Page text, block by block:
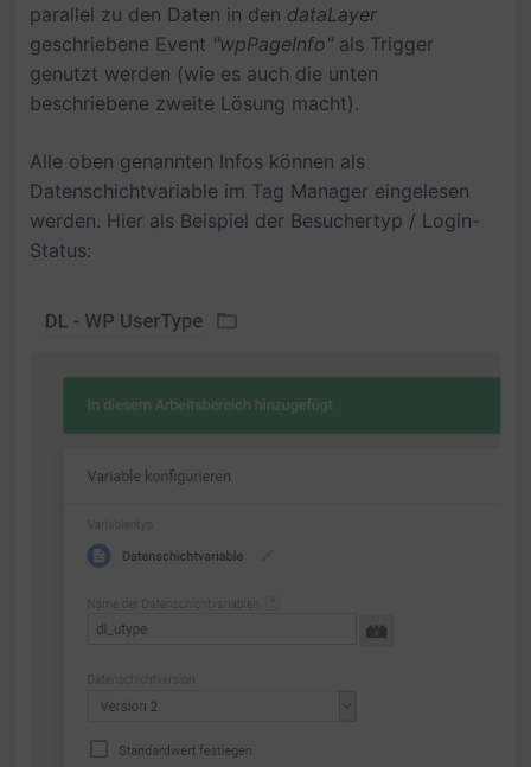
parallel zu den Daten in den dataLayer
geschriebene Event "wpPageInfo" als Trigger
genutzt werden (wie es auch die unten
beschriebene zweite Lösung macht).
Alle oben genannten Infos können als
Datenschichtvariable im Tag Manager eingelesen
werden. Hier als Beispiel der Besuchertyp / Login-
Status: